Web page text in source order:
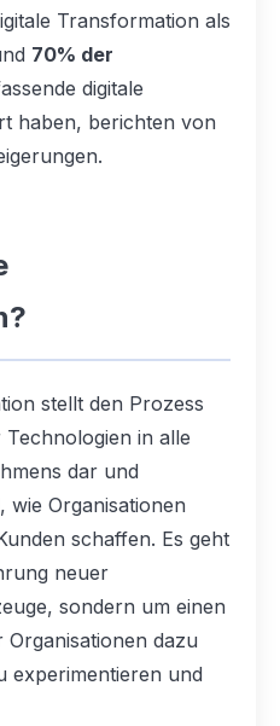
Transformation als
70% der
digitale
haben, berichten von
stellt den Prozess
in alle
dar und
wie Organisationen
schaffen. Es geht
neuer
sondern um einen
dazu
experimentieren und